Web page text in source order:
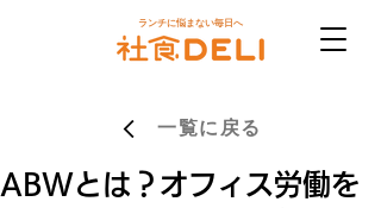
ランチに悩まない毎日へ
一覧に戻る
ABWとは？オフィス労働を